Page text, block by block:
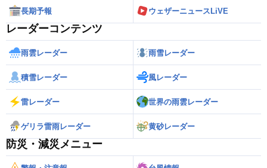
長期予報 ウェザーニュースLiVE
レーダーコンテンツ
雨雲レーダー 雨雪レーダー
積雪レーダー 風レーダー
雷レーダー 世界の雨雲レーダー
ゲリラ雷雨レーダー 黄砂レーダー
防災・減災メニュー